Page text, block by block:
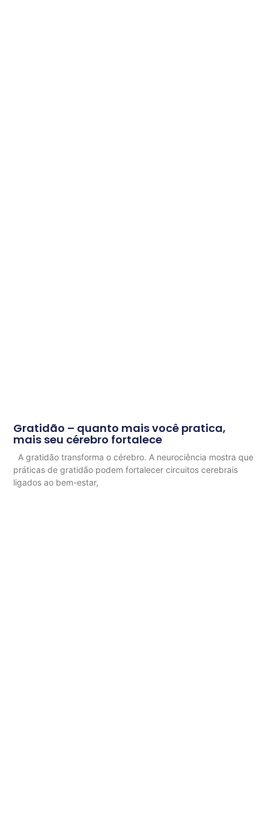
Gratidão – quanto mais você pratica,
mais seu cérebro fortalece
A gratidão transforma o cérebro. A neurociência mostra que
práticas de gratidão podem fortalecer circuitos cerebrais
ligados ao bem-estar,